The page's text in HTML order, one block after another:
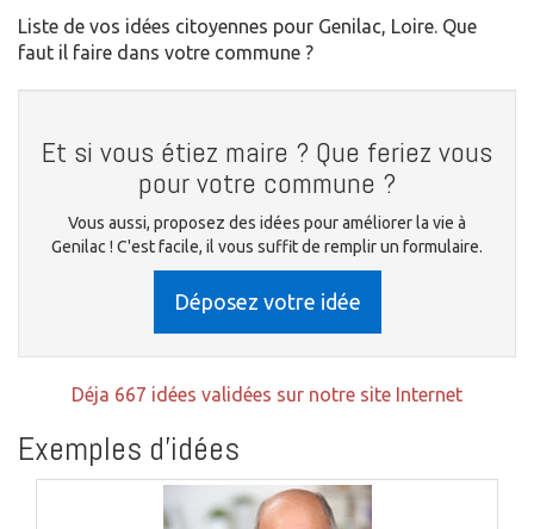
Liste de vos idées citoyennes pour Genilac, Loire. Que
faut il faire dans votre commune ?
Et si vous étiez maire ? Que feriez vous
pour votre commune ?
Vous aussi, proposez des idées pour améliorer la vie à
Genilac ! C'est facile, il vous suffit de remplir un formulaire.
Déposez votre idée
Déja 667 idées validées sur notre site Internet
Exemples d'idées